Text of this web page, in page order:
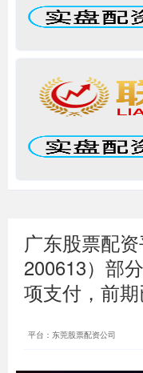
广东股票配
200613）部
项支付，前
平台：东莞股票配资公司